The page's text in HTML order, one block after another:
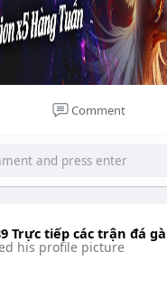
Comment
Trực tiếp các trận đá
his profile picture